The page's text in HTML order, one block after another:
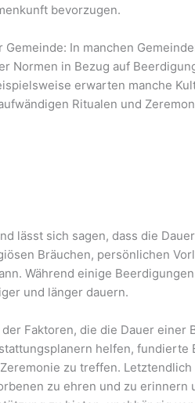
bevorzugen.
Gemeinde: In manchen
Normen in Bezug auf
erwarten manche
Ritualen und
lässt sich sagen, dass die
Bräuchen, persönlichen
Während einige
und länger dauern.
der Faktoren, die die Dauer einer
helfen, fundierte
zu treffen.
zu ehren und zu